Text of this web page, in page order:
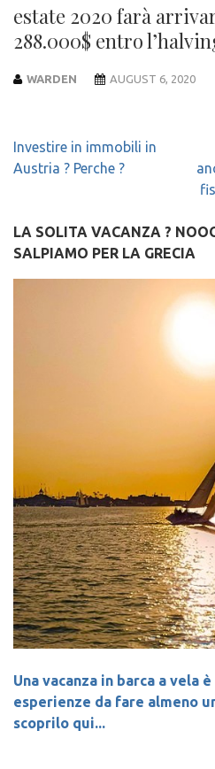
estate 2020 farà
288.000$ entro
WARDEN AUGUST 6, 2020
Post
navigation
Investire in immobili in
Austria ? Perche ?
LA SOLITA VACANZA ?
SALPIAMO PER LA GRECIA
Una vacanza in barca a vela
esperienze da fare almeno
scoprilo qui...